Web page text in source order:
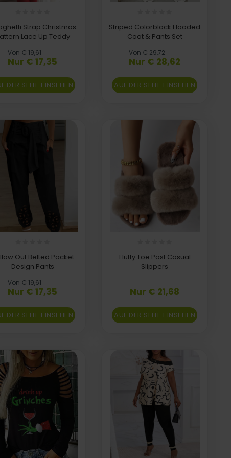
Strap Christmas
Lace Up Teddy
Von € 19,61
Nur € 17,35
DER SEITE EINSEHEN
Striped Colorblock Hooded
Coat & Pants Set
Von € 29,72
Nur € 28,62
AUF DER SEITE EINSEHEN
Out Belted Pocket
Design Pants
Von € 19,61
Nur € 17,35
DER SEITE EINSEHEN
Fluffy Toe Post Casual
Slippers
Nur € 21,68
AUF DER SEITE EINSEHEN